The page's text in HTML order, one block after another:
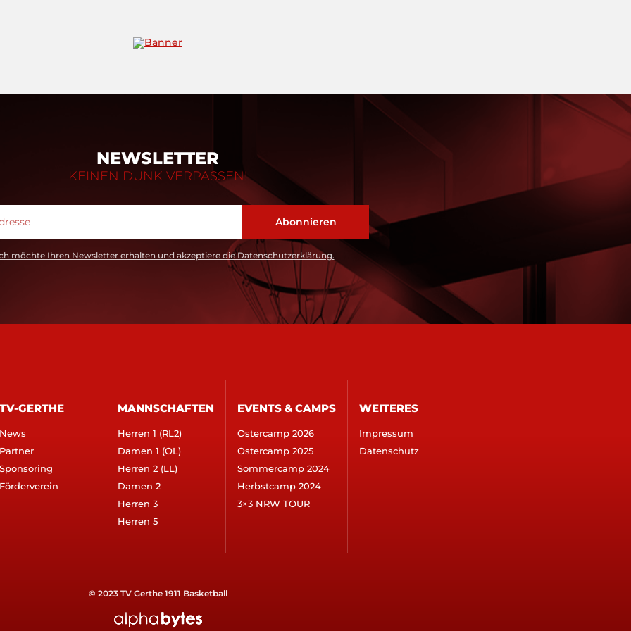
NEWSLETTER
KEINEN DUNK VERPASSEN!
möchte Ihren Newsletter erhalten und akzeptiere die Datenschutzerklärung.
GERTHE MANNSCHAFTEN
Herren 1 (RL2)
Damen 1 (OL)
Herren 2 (LL)
Damen 2
Herren 3
Herren 5
EVENTS & CAMPS
Ostercamp 2026
Ostercamp 2025
Sommercamp 2024
Herbstcamp 2024
3×3 NRW TOUR
WEITERES
Impressum
Datenschutz
© 2023 TV Gerthe 1911 Basketball